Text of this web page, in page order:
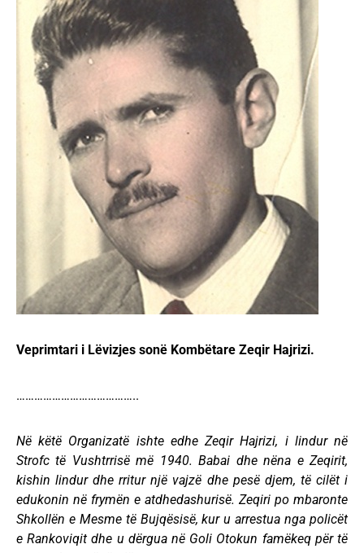
Veprimtari i Lëvizjes sonë Kombëtare Zeqir Hajrizi.
…………………………………..
Në këtë Organizatë ishte edhe Zeqir Hajrizi, i lindur në
Strofc të Vushtrrisë më 1940. Babai dhe nëna e Zeqirit,
kishin lindur dhe rritur një vajzë dhe pesë djem, të cilët i
edukonin në frymën e atdhedashurisë. Zeqiri po mbaronte
Shkollën e Mesme të Bujqësisë, kur u arrestua nga policët
e Rankoviqit dhe u dërgua në Goli Otokun famëkeq për të